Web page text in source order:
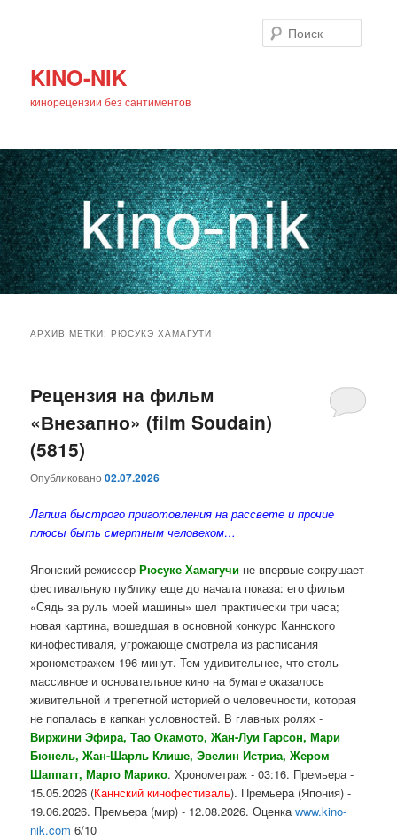
KINO-NIK
кинорецензии без сантиментов
основному
содержимому
дополнительному
содержимому
АРХИВ МЕТКИ:РЮСУКЭ ХАМАГУТИ
Рецензия на фильм
«Внезапно» (film Soudain)
(5815)
Опубликовано02.07.2026
Лапша быстрого приготовления на рассвете и прочие
плюсы быть смертным человеком…
Японский режиссерРюсуке Хамагучи не впервые сокрушает
фестивальную публику еще до начала показа: его фильм
«Сядь за руль моей машины» шел практически три часа;
новая картина, вошедшая в основной конкурс Каннского
кинофестиваля, угрожающе смотрела из расписания
хронометражем 196 минут. Тем удивительнее, что столь
массивное и основательное кино на бумаге оказалось
живительной и трепетной историей о человечности, которая
не попалась в капкан условностей. В главных ролях -
Виржини Эфира, Тао Окамото, Жан-Луи Гарсон, Мари
Бюнель, Жан-Шарль Клише, Эвелин Истриа, Жером
Шаппатт, Марго Марико. Хронометраж - 03:16. Премьера -
15.05.2026 (Каннский кинофестиваль). Премьера (Япония) -
19.06.2026. Премьера (мир) - 12.08.2026. Оценкаwww.kino-
nik.com 6/10